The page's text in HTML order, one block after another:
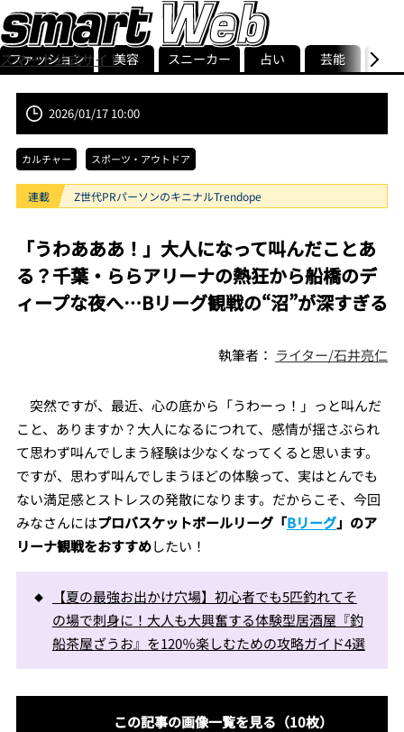
スマート公式サイト
smart最新号
記事一覧ランキング
ストリ
ファッション 美容 スニーカー 占い 芸能 グル
2026/01/17 10:00
カルチャー スポーツ・アウトドア
連載 Z世代PRパーソンのキニナルTrendope
「うわあああ！」大人になって叫んだことあ
る？千葉・ららアリーナの熱狂から船橋のデ
ィープな夜へ…Bリーグ観戦の“沼”が深すぎる
執筆者： ライター/石井亮仁
突然ですが、最近、心の底から「うわーっ！」っと叫んだ
こと、ありますか？大人になるにつれて、感情が揺さぶられ
て思わず叫んでしまう経験は少なくなってくると思います。
ですが、思わず叫んでしまうほどの体験って、実はとんでも
ない満足感とストレスの発散になります。だからこそ、今回
みなさんにはプロバスケットボールリーグ「Bリーグ」のア
リーナ観戦をおすすめしたい！
【夏の最強お出かけ穴場】初心者でも5匹釣れてそ
の場で刺身に！大人も大興奮する体験型居酒屋『釣
船茶屋ざうお』を120％楽しむための攻略ガイド4選
この記事の画像一覧を見る（10枚）